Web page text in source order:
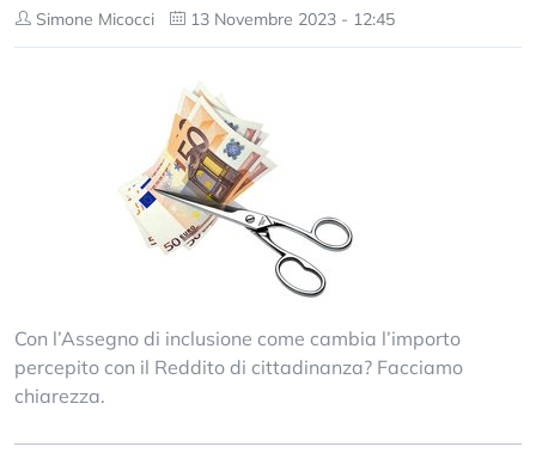
Simone Micocci 13 Novembre 2023 - 12:45
Con l’Assegno di inclusione come cambia l’importo
percepito con il Reddito di cittadinanza? Facciamo
chiarezza.